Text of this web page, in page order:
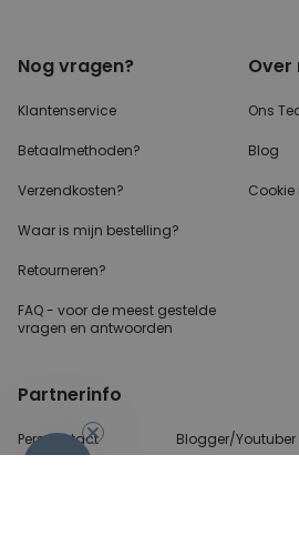
Nog vragen?
Klantenservice
Betaalmethoden?
Verzendkosten?
Waar is mijn bestelling?
Retourneren?
FAQ - voor de meest gestelde
vragen en antwoorden
Ons
Blog
Partnerinfo
Perscontact Blogger/Youtuber